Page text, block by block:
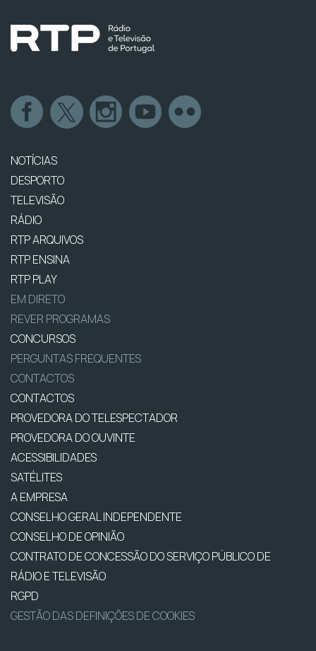
NOTÍCIAS
DESPORTO
TELEVISÃO
RÁDIO
RTP ARQUIVOS
RTP ENSINA
RTP PLAY
EM DIRETO
REVER PROGRAMAS
CONCURSOS
PERGUNTAS FREQUENTES
CONTACTOS
CONTACTOS
PROVEDORA DO TELESPECTADOR
PROVEDORA DO OUVINTE
ACESSIBILIDADES
SATÉLITES
A EMPRESA
CONSELHO GERAL INDEPENDENTE
CONSELHO DE OPINIÃO
CONTRATO DE CONCESSÃO DO SERVIÇO PÚBLICO DE
RÁDIO E TELEVISÃO
RGPD
GESTÃO DAS DEFINIÇÕES DE COOKIES